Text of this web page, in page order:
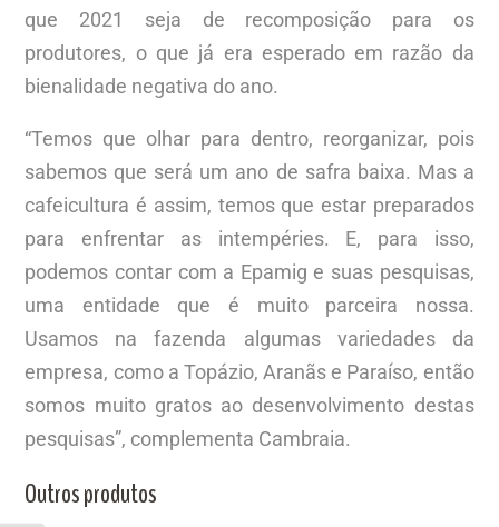
que 2021 seja de recomposição para os
produtores, o que já era esperado em razão da
bienalidade negativa do ano.
“Temos que olhar para dentro, reorganizar, pois
sabemos que será um ano de safra baixa. Mas a
cafeicultura é assim, temos que estar preparados
para enfrentar as intempéries. E, para isso,
podemos contar com a Epamig e suas pesquisas,
uma entidade que é muito parceira nossa.
Usamos na fazenda algumas variedades da
empresa, como a Topázio, Aranãs e Paraíso, então
somos muito gratos ao desenvolvimento destas
pesquisas”, complementa Cambraia.
Outros produtos